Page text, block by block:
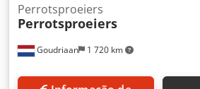
Goudriaan 1 720 km
Perrotsproeiers
Perrotsproeiers